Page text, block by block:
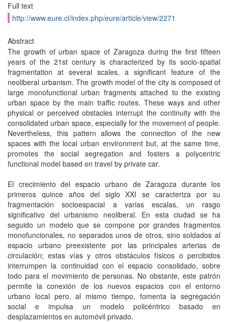
Full text
http://www.eure.cl/index.php/eure/article/view/2271
Abstract
The growth of urban space of Zaragoza during the first fifteen
years of the 21st century is characterized by its socio-spatial
fragmentation at several scales, a significant feature of the
neoliberal urbanism. The growth model of the city is composed of
large monofunctional urban fragments attached to the existing
urban space by the main traffic routes. These ways and other
physical or perceived obstacles interrupt the continuity with the
consolidated urban space, especially for the movement of people.
Nevertheless, this pattern allows the connection of the new
spaces with the local urban environment but, at the same time,
promotes the social segregation and fosters a polycentric
functional model based on travel by private car.
El crecimiento del espacio urbano de Zaragoza durante los
primeros quince años del siglo XXI se caracteriza por su
fragmentación socioespacial a varias escalas, un rasgo
significativo del urbanismo neoliberal. En esta ciudad se ha
seguido un modelo que se compone por grandes fragmentos
monofuncionales, no separados unos de otros, sino soldados al
espacio urbano preexistente por las principales arterias de
circulación; estas vías y otros obstáculos físicos o percibidos
interrumpen la continuidad con el espacio consolidado, sobre
todo para el movimiento de personas. No obstante, este patrón
permite la conexión de los nuevos espacios con el entorno
urbano local pero, al mismo tiempo, fomenta la segregación
social e impulsa un modelo policéntrico basado en
desplazamientos en automóvil privado.